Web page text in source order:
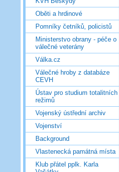
Oběti a hrdinové
Pomníky četníků, policistů
Ministerstvo obrany - péče o
válečné veterány
Válka.cz
Válečné hroby z databáze
CEVH
Ústav pro studium totalitních
režimů
Vojenský ústřední archiv
Vojenství
Background
Vlastenecká památná místa
Klub přátel pplk. Karla